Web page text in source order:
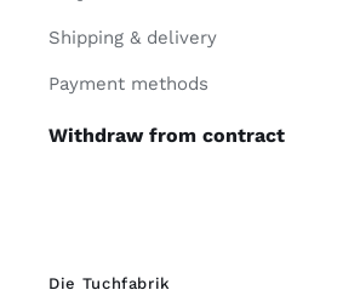
Shipping & delivery
Payment methods
Withdraw from contract
Die Tuchfabrik